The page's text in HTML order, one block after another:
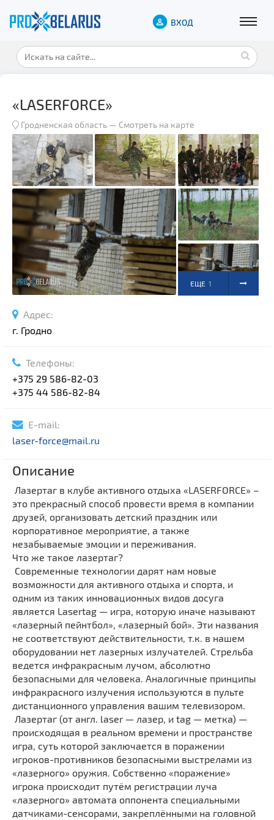
ВХОД
«LASERFORCE»
Гродненская область — Смотреть на карте
ЕЩЕ 1
Адрес:
г. Гродно
Телефоны:
+375 29 586-82-03
+375 44 586-82-84
E-mail:
laser-force@mail.ru
Описание
Лазертаг в клубе активного отдыха «LASERFORCE» –
это прекрасный способ провести время в компании
друзей, организовать детский праздник или
корпоративное мероприятие, а также
незабываемые эмоции и переживания.
Что же такое лазертаг?
Современные технологии дарят нам новые
возможности для активного отдыха и спорта, и
одним из таких инновационных видов досуга
является Lasertag — игра, которую иначе называют
«лазерный пейнтбол», «лазерный бой». Эти названия
не соответствуют действительности, т.к. в нашем
оборудовании нет лазерных излучателей. Стрельба
ведется инфракрасным лучом, абсолютно
безопасными для человека. Аналогичные принципы
инфракрасного излучения используются в пульте
дистанционного управления вашим телевизором.
Лазертаг (от англ. laser — лазер, и tag — метка) —
происходящая в реальном времени и пространстве
игра, суть которой заключается в поражении
игроков-противников безопасными выстрелами из
«лазерного» оружия. Собственно «поражение»
игрока происходит путём регистрации луча
«лазерного» автомата оппонента специальными
датчиками-сенсорами, закреплёнными на головной